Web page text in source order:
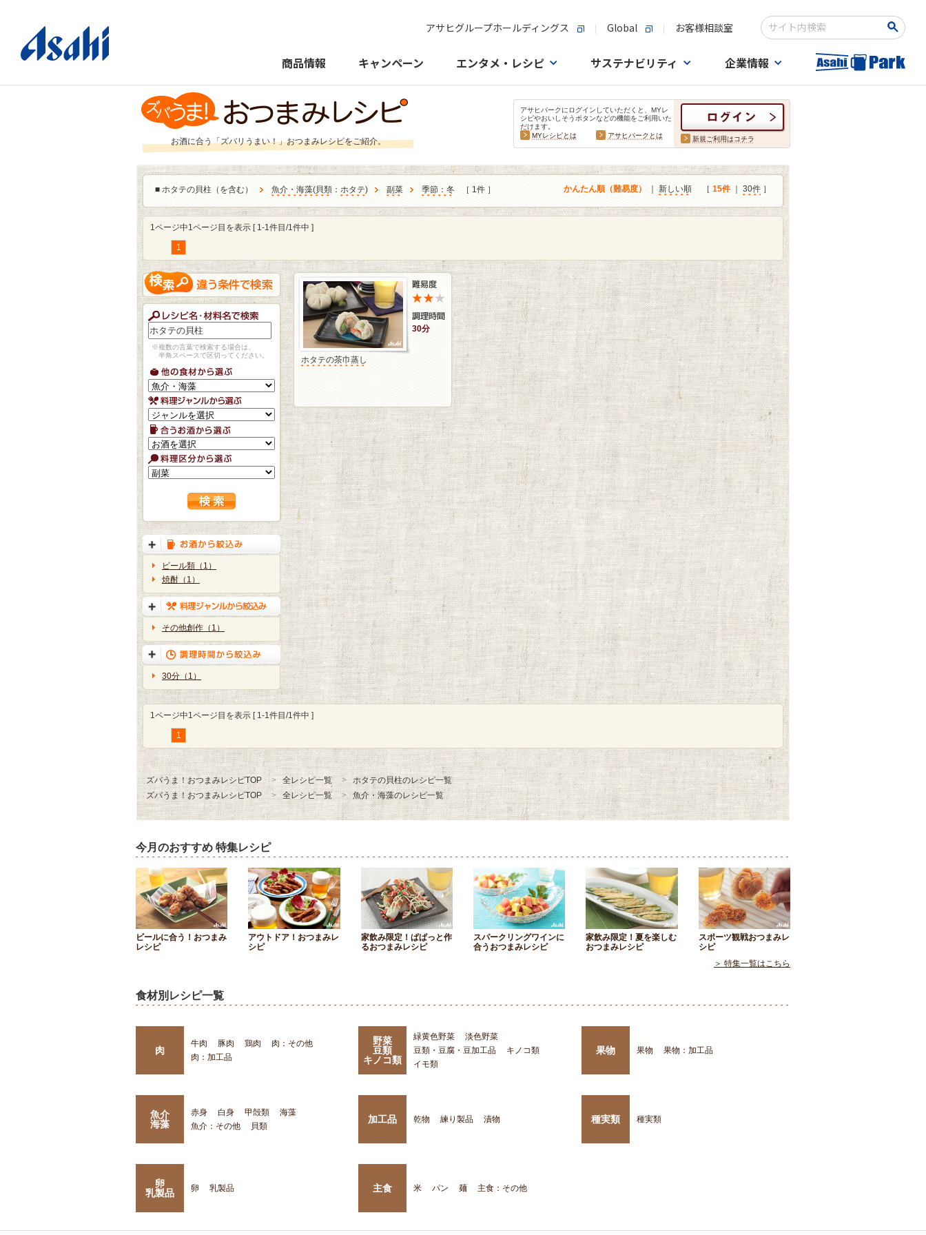
アサヒグループホールディングス Global お客様相談室
検索キーワード入力
商品情報 キャンペーン エンタメ・レシピ サステナビリティ 企業情報
お酒に合う「ズバリうまい！」おつまみレシピをご紹介。
アサヒパークにログインしていただくと、MYレ
シピやおいしそうボタンなどの機能をご利用いた
だけます。
MYレシピとは
アサヒパークとは 新規ご利用はコチラ
■ ホタテの貝柱（を含む） 魚介・海藻(貝類： ホタテ) 副菜 季節：冬 ［ 1件 ］ かんたん順（難易度） 新しい順 ［ 15件｜ 30件 ］
1ページ中1ページ目を表示 [ 1-1件目/1件中 ]
1
※複数の言葉で検索する場合は、
半角スペースで区切ってください。
ビール類（1）
焼酎（1）
その他創作（1）
30分（1）
30分
ホタテの茶巾蒸し
1ページ中1ページ目を表示 [ 1-1件目/1件中 ]
1
ズバうま！おつまみレシピTOP 全レシピ一覧
ホタテの貝柱のレシピ一覧
ズバうま！おつまみレシピTOP
全レシピ一覧 魚介・海藻のレシピ一覧
今月のおすすめ 特集レシピ
ビールに合う！おつまみ
レシピ
アウトドア！おつまみレ
シピ
家飲み限定！ぱぱっと作
るおつまみレシピ
スパークリングワインに
合うおつまみレシピ
家飲み限定！夏を楽しむ
おつまみレシピ
スポーツ観戦おつまみレ
シピ
＞ 特集一覧はこちら
食材別レシピ一覧
肉
牛肉 豚肉 鶏肉
肉：その他
肉：加工品
野菜
豆類
キノコ類
緑黄色野菜
淡色野菜
豆類・豆腐・豆加工品
キノコ類
イモ類
果物 果物 果物：加工品
魚介
海藻
赤身 白身 甲殻類
海藻
魚介：その他
貝類
加工品 乾物 練り製品 漬物 種実類 種実類
卵
乳製品
卵 乳製品 主食 米 パン 麺 主食：その他